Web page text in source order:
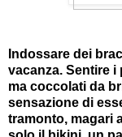
Indossare dei
vacanza. Sentire
ma coccolati da
sensazione di
tramonto, magari